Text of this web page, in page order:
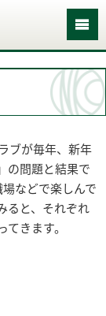
ブが毎年、新年
の問題と結果で
などで楽しんで
ると、それぞれ
きます。